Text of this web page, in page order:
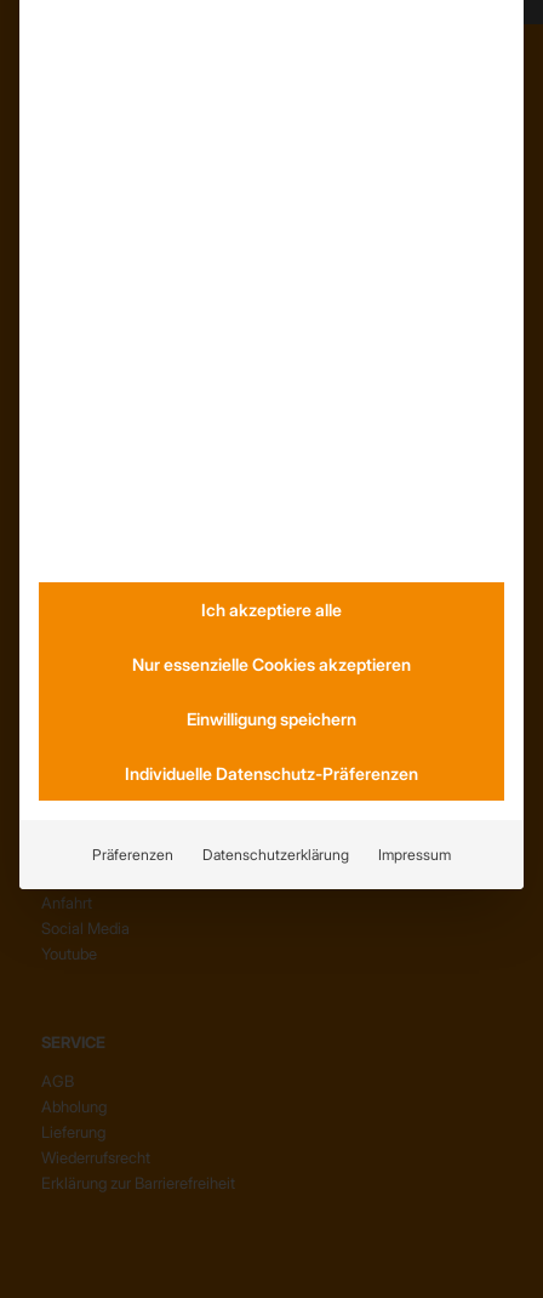
Wissenswertes
KONTAKT
Anfahrt
Social Media
Youtube
SERVICE
AGB
Abholung
Lieferung
Wiederrufsrecht
Erklärung zur Barrierefreiheit
Ich akzeptiere alle
Nur essenzielle Cookies akzeptieren
Einwilligung speichern
Individuelle Datenschutz-Präferenzen
Präferenzen Datenschutzerklärung Impressum